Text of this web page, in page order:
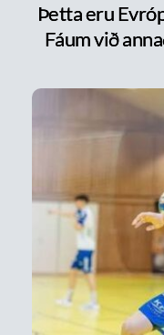
Þetta eru
Fáum við